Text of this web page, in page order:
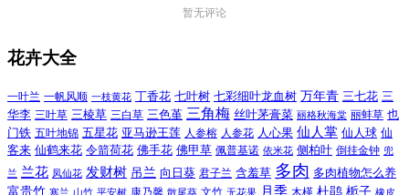
暂无评论
花卉大全
一叶兰 一帆风顺 一枝黄花 丁香花 七叶树 七彩细叶龙血树 万年青 三七花 三
华李 三叶草 三棱草 三白草 三色堇 三角梅 丝叶茅膏菜 丽格秋海棠 丽蚌草 也
门铁 五叶地锦 五星花 亚马逊王莲 人参榕 人参花 人心果 仙人掌 仙人球 仙
客来 仙鹤来花 令箭荷花 佛手花 佛甲草 佩普基诺 依米花 侧柏叶 倒挂金钟 兜
兰 兰花 凤仙花 发财树 吊兰 向日葵 君子兰 含羞草 多肉 多肉植物怎么养
富贵竹 寒兰 山竹 平安树 散尾葵 无花果 月季 杜鹃 栀子 橡皮